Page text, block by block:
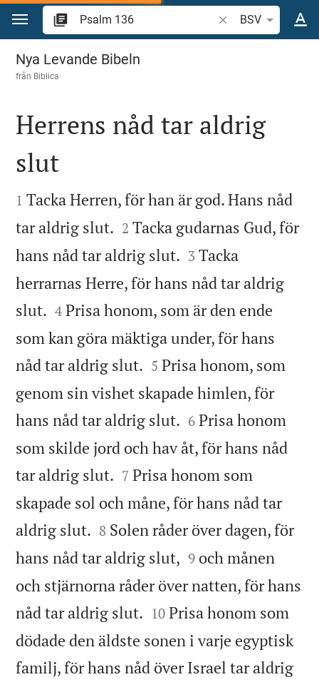
Hoppa till innehåll
Sök bibelvers eller
BSV
Psalm 136
Nya Levande Bibeln
från Biblica

Herrens nåd tar aldrig
slut

1 Tacka Herren, för han är god. Hans nåd
tar aldrig slut. 

2 Tacka gudarnas Gud, för
hans nåd tar aldrig slut. 

3 Tacka
herrarnas Herre, för hans nåd tar aldrig
slut. 

4 Prisa honom, som är den ende
som kan göra mäktiga under, för hans
nåd tar aldrig slut. 

5 Prisa honom, som
genom sin vishet skapade himlen, för
hans nåd tar aldrig slut. 

6 Prisa honom
som skilde jord och hav åt, för hans nåd
tar aldrig slut. 

7 Prisa honom som
skapade sol och måne, för hans nåd tar
aldrig slut. 

8 Solen råder över dagen, för
hans nåd tar aldrig slut, 

9 och månen
och stjärnorna råder över natten, för hans
nåd tar aldrig slut. 

10 Prisa honom som
dödade den äldste sonen i varje egyptisk
familj, för hans nåd över Israel tar aldrig